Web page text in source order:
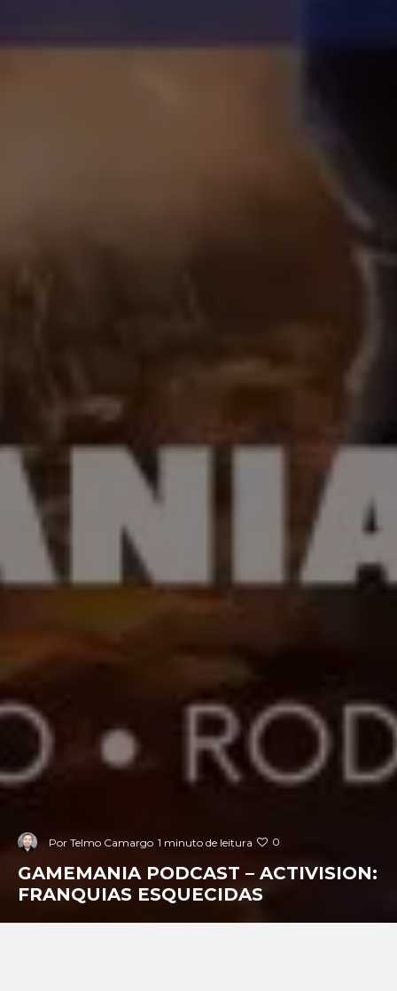
Por Telmo Camargo 1 minuto de leitura 0
GAMEMANIA PODCAST – ACTIVISION:
FRANQUIAS ESQUECIDAS